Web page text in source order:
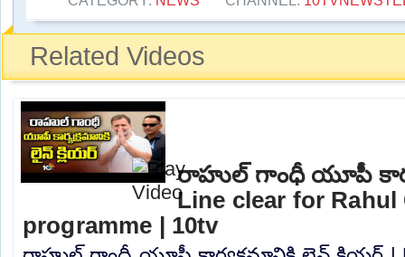
Related Videos
రాహుల్ గాంధీ యూపీ
Line clear for Rahul
programme | 10tv